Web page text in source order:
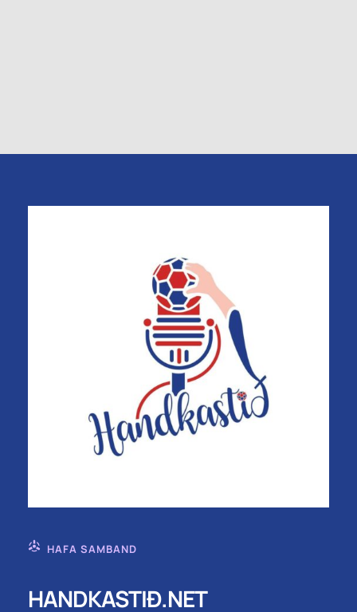
HAFA SAMBAND
HANDKASTIÐ.NET